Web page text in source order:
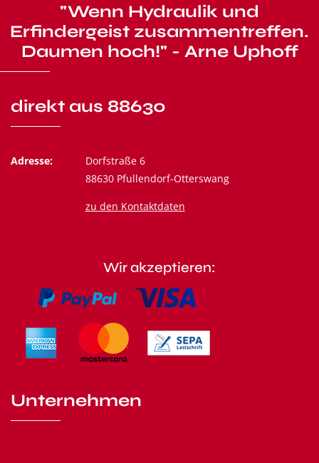
"Wenn Hydraulik und
Erfindergeist zusammentreffen.
Daumen hoch!" - Arne Uphoff
direkt aus 88630
Adresse:
Dorfstraße 6
88630 Pfullendorf-Otterswang
zu den Kontaktdaten
Wir akzeptieren:
Unternehmen